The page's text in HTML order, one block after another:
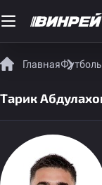
Главная
Тарик